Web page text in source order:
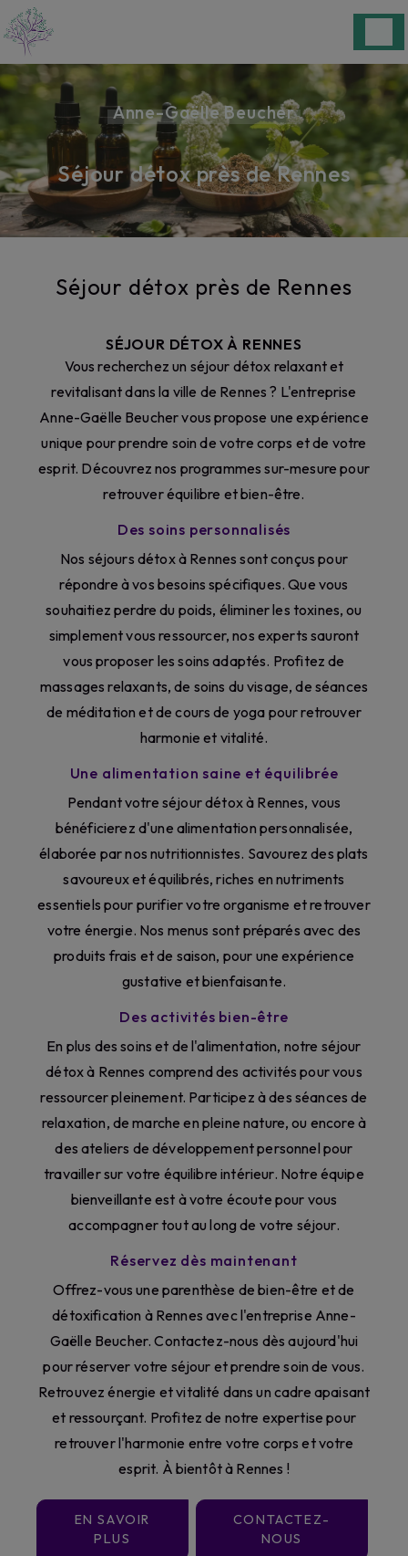
Anne-Gaëlle Beucher
Séjour détox près de Rennes
Séjour détox près de Rennes
SÉJOUR DÉTOX À RENNES
Vous recherchez un séjour détox relaxant et
revitalisant dans la ville de Rennes ? L'entreprise
Anne-Gaëlle Beucher vous propose une expérience
unique pour prendre soin de votre corps et de votre
esprit. Découvrez nos programmes sur-mesure pour
retrouver équilibre et bien-être.
Des soins personnalisés
Nos séjours détox à Rennes sont conçus pour
répondre à vos besoins spécifiques. Que vous
souhaitiez perdre du poids, éliminer les toxines, ou
simplement vous ressourcer, nos experts sauront
vous proposer les soins adaptés. Profitez de
massages relaxants, de soins du visage, de séances
de méditation et de cours de yoga pour retrouver
harmonie et vitalité.
Une alimentation saine et équilibrée
Pendant votre séjour détox à Rennes, vous
bénéficierez d'une alimentation personnalisée,
élaborée par nos nutritionnistes. Savourez des plats
savoureux et équilibrés, riches en nutriments
essentiels pour purifier votre organisme et retrouver
votre énergie. Nos menus sont préparés avec des
produits frais et de saison, pour une expérience
gustative et bienfaisante.
Des activités bien-être
En plus des soins et de l'alimentation, notre séjour
détox à Rennes comprend des activités pour vous
ressourcer pleinement. Participez à des séances de
relaxation, de marche en pleine nature, ou encore à
des ateliers de développement personnel pour
travailler sur votre équilibre intérieur. Notre équipe
bienveillante est à votre écoute pour vous
accompagner tout au long de votre séjour.
Réservez dès maintenant
Offrez-vous une parenthèse de bien-être et de
détoxification à Rennes avec l'entreprise Anne-
Gaëlle Beucher. Contactez-nous dès aujourd'hui
pour réserver votre séjour et prendre soin de vous.
Retrouvez énergie et vitalité dans un cadre apaisant
et ressourçant. Profitez de notre expertise pour
retrouver l'harmonie entre votre corps et votre
esprit. À bientôt à Rennes !
EN SAVOIR
PLUS
CONTACTEZ-
NOUS
Panneau de gestion des cookies